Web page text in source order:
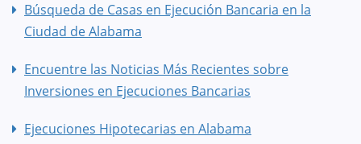
Búsqueda de Casas en Ejecución Bancaria en la
Ciudad de Alabama
Encuentre las Noticias Más Recientes sobre
Inversiones en Ejecuciones Bancarias
Ejecuciones Hipotecarias en Alabama